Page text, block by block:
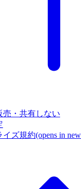
売・共有しない
イズ規約(opens in